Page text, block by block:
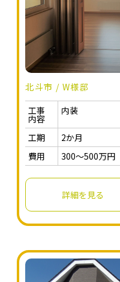
北斗市 / W様邸
工事
内容
内装
工期
2か月
費用
300～500万円
詳細を見る